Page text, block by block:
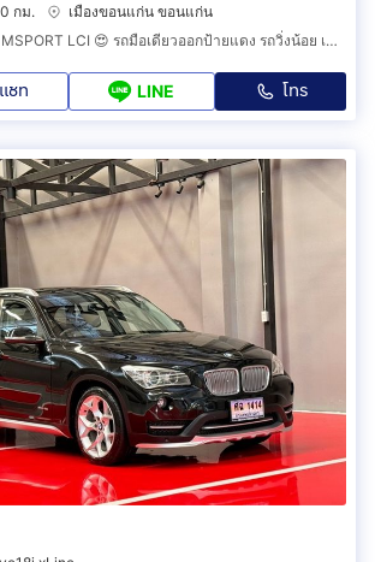
กม.
เมืองขอนแก่น ขอนแก่น
😍 2015 BMW 525D MSPORT LCI 😍 รถมือเดียวออกป้ายแดง รถวิ่งน้อย เข้าศูนย์ทุกระยะ รถไม่เคยมีอุบัติเหตุครับ
แชท LINE โทร